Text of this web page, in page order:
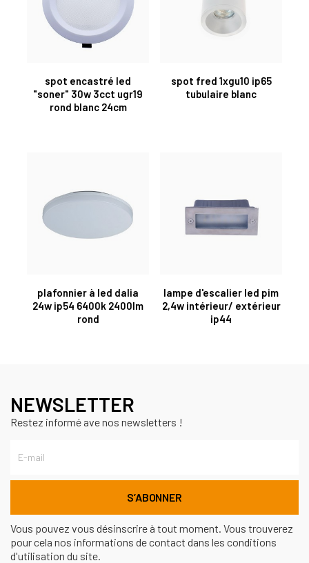
spot encastré led
"soner" 30w 3cct ugr19
rond blanc 24cm
spot fred 1xgu10 ip65
tubulaire blanc
plafonnier à led dalia
24w ip54 6400k 2400lm
rond
lampe d'escalier led pim
2,4w intérieur/ extérieur
ip44
NEWSLETTER
Restez informé ave nos newsletters !
Vous pouvez vous désinscrire à tout moment. Vous trouverez
pour cela nos informations de contact dans les conditions
d'utilisation du site.